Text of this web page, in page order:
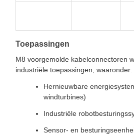
Toepassingen
M8 voorgemolde kabelconnectoren
industriële toepassingen, waaronder:
Hernieuwbare
windturbines)
Industriële
Sensor- en